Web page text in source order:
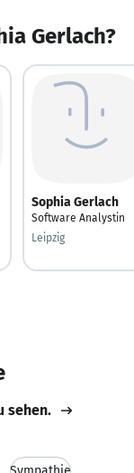
Gerlach?
Sophia Gerlach
Software Analystin
Leipzig
sehen.